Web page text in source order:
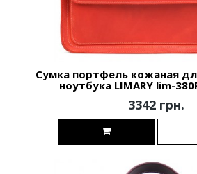
Сумка портфель кожаная
ноутбука LIMARY lim-
3342 грн.